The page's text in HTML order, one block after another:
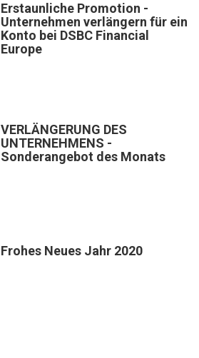
Erstaunliche Promotion -
Unternehmen verlängern für ein
Konto bei DSBC Financial
Europe
VERLÄNGERUNG DES
UNTERNEHMENS -
Sonderangebot des Monats
Frohes Neues Jahr 2020